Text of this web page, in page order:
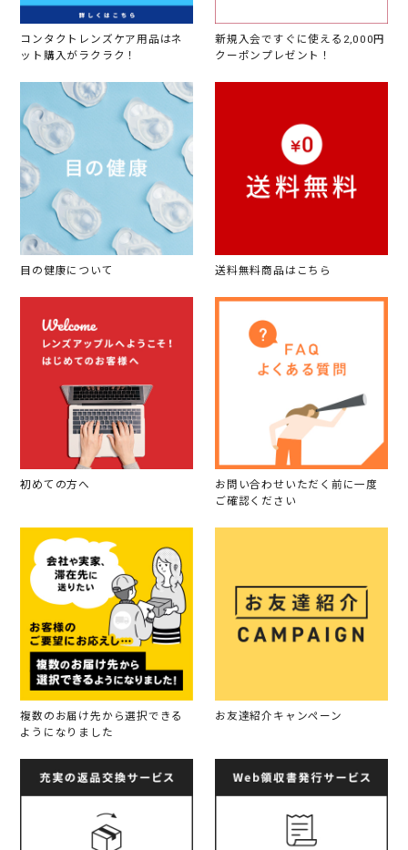
コンタクトレンズケア用品はネ
ット購入がラクラク！
新規入会ですぐに使える2,000円
クーポンプレゼント！
目の健康について 送料無料商品はこちら
初めての方へ
お問い合わせいただく前に一度
ご確認ください
複数のお届け先から選択できる
ようになりました
お友達紹介キャンペーン